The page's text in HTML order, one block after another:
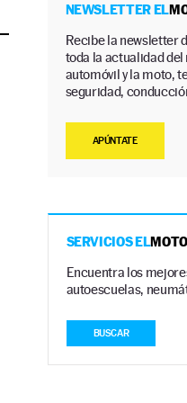
NEWSLETTER EL
Recibe la newsletter
toda la actualidad del
automóvil y la moto,
seguridad,
APÚNTATE
SERVICIOS EL
Encuentra los
autoescuelas,
BUSCAR